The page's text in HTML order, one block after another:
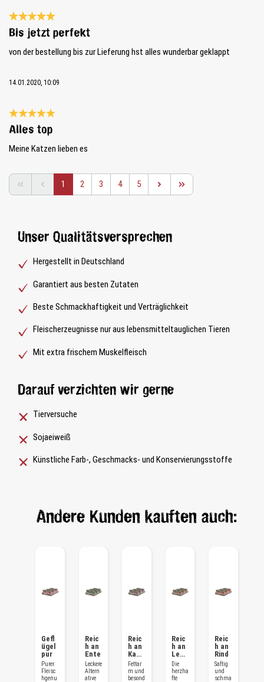
Bewertung mit 5 von 5 Sternen
Bis jetzt perfekt
von der bestellung bis zur Lieferung hst alles wunderbar geklappt
14.01.2020, 10:09
Bewertung mit 5 von 5 Sternen
Alles top
Meine Katzen lieben es
Seite
1 Seite
2 Seite
3 Seite
4 Seite
5
Unser Qualitätsversprechen
Hergestellt in Deutschland
Garantiert aus besten Zutaten
Beste Schmackhaftigkeit und Verträglichkeit
Fleischerzeugnisse nur aus lebensmitteltauglichen Tieren
Mit extra frischem Muskelfleisch
Darauf verzichten wir gerne
Tierversuche
Sojaeiweiß
Künstliche Farb-, Geschmacks- und Konservierungsstoffe
Andere Kunden kauften auch:
Gefl
ügel
pur
Purer
Fleisc
hgenu
Reic
h an
Ente
Leckere
Altern
ative
Reic
h an
Kani
nche
n
Fettar
m und
besond
Reic
h an
Lebe
rDie
herzha
fte
Reic
h an
Rind
Saftig
und
schma